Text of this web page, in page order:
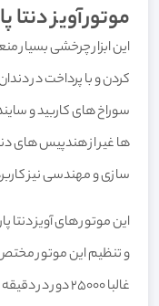
موتورآویز دنتا
این ابزار چرخشی بسیار
کردن و با پرداخت در
سوراخ های کاربید و
ها غیر از هندپیس های
سازی و مهندسی نیز
این موتور های آویز دنتا
و تنظیم این موتور
غالبا 25000